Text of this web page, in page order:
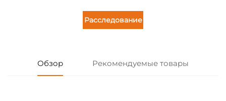
Расследование
Обзор Рекомендуемые товары